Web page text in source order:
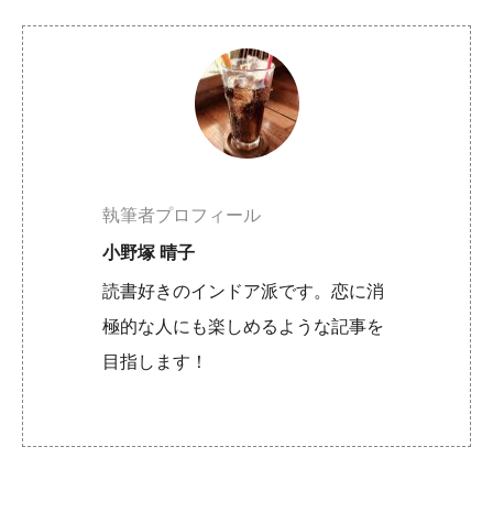
執筆者プロフィール
小野塚 晴子
読書好きのインドア派です。恋に消
極的な人にも楽しめるような記事を
目指します！